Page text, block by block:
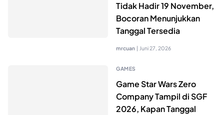
Tidak Hadir 19 November,
Bocoran Menunjukkan
Tanggal Tersedia
mrcuan | Juni 27, 2026
GAMES
Game Star Wars Zero
Company Tampil di SGF
2026, Kapan Tanggal